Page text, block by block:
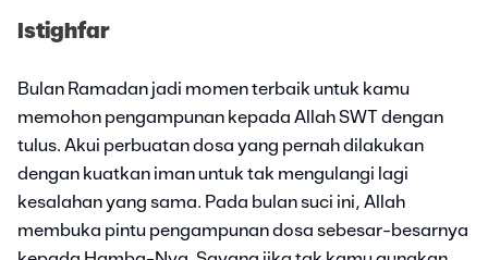
Istighfar
Bulan Ramadan jadi momen terbaik untuk kamu
memohon pengampunan kepada Allah SWT dengan
tulus. Akui perbuatan dosa yang pernah dilakukan
dengan kuatkan iman untuk tak mengulangi lagi
kesalahan yang sama. Pada bulan suci ini, Allah
membuka pintu pengampunan dosa sebesar-besarnya